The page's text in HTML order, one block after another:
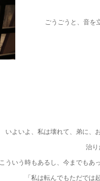
ごうごうと、音を
いよいよ、私は壊れて、弟に、
治り
こういう時もあるし、今までもあ
「私は転んでもただでは